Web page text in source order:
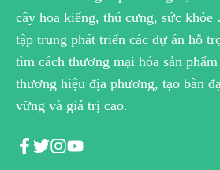
cây hoa kiểng, thú cưng, sức
tập trung phát triển các dự án hỗ
tìm cách thương mại hóa sản
thương hiệu địa phương, tạo bàn
vững và giá trị cao.